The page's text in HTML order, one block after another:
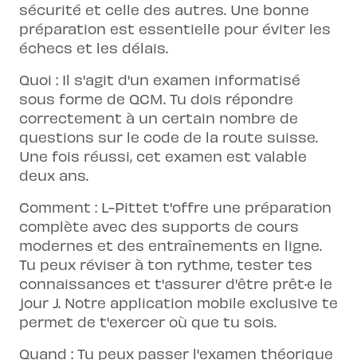
sécurité et celle des autres. Une bonne
préparation est essentielle pour éviter les
échecs et les délais.
Quoi : Il s'agit d'un examen informatisé
sous forme de QCM. Tu dois répondre
correctement à un certain nombre de
questions sur le code de la route suisse.
Une fois réussi, cet examen est valable
deux ans.
Comment : L-Pittet t'offre une préparation
complète avec des supports de cours
modernes et des entraînements en ligne.
Tu peux réviser à ton rythme, tester tes
connaissances et t'assurer d'être prêt·e le
jour J. Notre application mobile exclusive te
permet de t'exercer où que tu sois.
Quand : Tu peux passer l'examen théorique